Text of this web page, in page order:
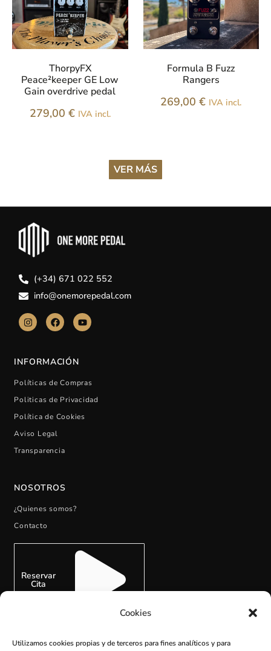
Cookies
Utilizamos cookies propias y de terceros para fines analíticos y para
ThorpyFX
Peace²keeper GE Low
Gain overdrive pedal
279,00 € IVA incl.
Formula B Fuzz
Rangers
269,00€ IVA incl.
VER MÁS
(+34) 671 022 552
info@onemorepedal.com
INFORMACIÓN
Políticas de Compras
Politicas de Privacidad
Política de Cookies
Aviso Legal
Transparencia
NOSOTROS
¿Quienes somos?
Contacto
Reservar
Cita